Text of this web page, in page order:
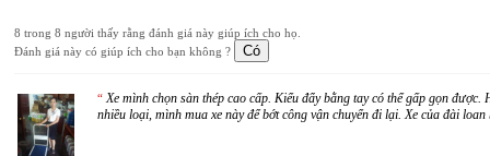
8 trong 8 người thấy rằng đánh giá này giúp ích cho họ.
Đánh giá này có giúp ích cho bạn không ?
“ Xe mình chọn sàn thép cao cấp. Kiểu đẩy bằng tay có thể gấp gọn
nhiều loại, mình mua xe này để bớt công vận chuyển đi lại. Xe của đài